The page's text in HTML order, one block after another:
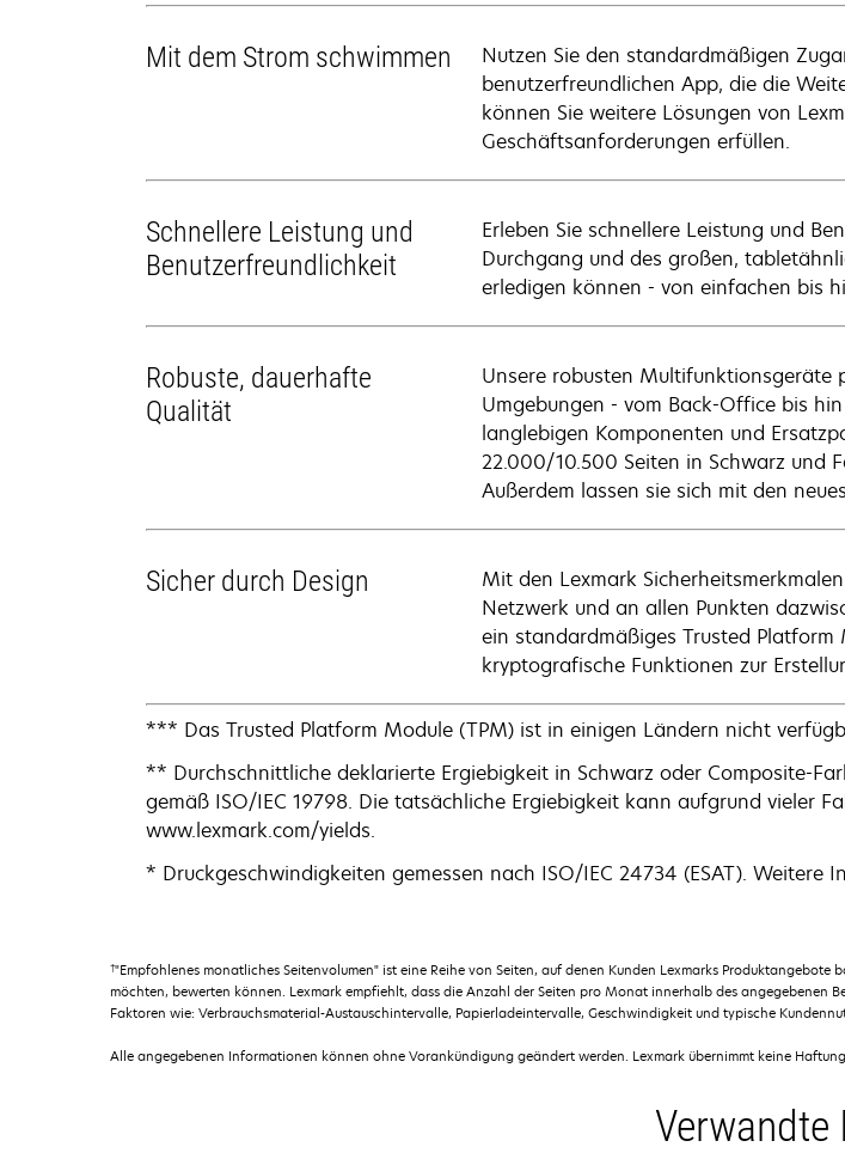
Mit dem Strom schwimmen
Nutzen Sie den standardmäßigen
benutzerfreundlichen App, die die
können Sie weitere Lösungen von
Geschäftsanforderungen erfüllen.
Schnellere Leistung und
Benutzerfreundlichkeit
Erleben Sie schnellere Leistung und
Durchgang und des großen,
erledigen können - von einfachen bis
Robuste, dauerhafte
Qualität
Unsere robusten Multifunktionsgeräte
Umgebungen - vom Back-Office bis
langlebigen Komponenten und
22.000/10.500 Seiten in Schwarz und
Außerdem lassen sie sich mit den
Sicher durch Design
Mit den Lexmark
Netzwerk und an allen Punkten
ein standardmäßiges Trusted
kryptografische Funktionen zur
*** Das Trusted Platform Module (TPM) ist in einigen Ländern nicht
** Durchschnittliche deklarierte Ergiebigkeit in Schwarz oder Composite-
gemäß ISO/IEC 19798. Die tatsächliche Ergiebigkeit kann aufgrund vieler
www.lexmark.com/yields.
* Druckgeschwindigkeiten gemessen nach ISO/IEC 24734 (ESAT).
†"Empfohlenes monatliches Seitenvolumen" ist eine Reihe von Seiten, auf denen Kunden Lexmarks
möchten, bewerten können. Lexmark empfiehlt, dass die Anzahl der Seiten pro Monat innerhalb des angegebenen
Faktoren wie: Verbrauchsmaterial-Austauschintervalle, Papierladeintervalle, Geschwindigkeit und typische
Alle angegebenen Informationen können ohne Vorankündigung geändert werden. Lexmark übernimmt keine
Verwandte